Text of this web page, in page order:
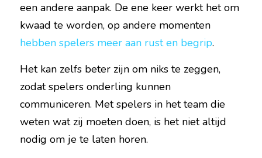
een andere aanpak. De ene keer werkt het om
hebben spelers meer aan rust en begrip.
Het kan zelfs beter zijn om niks te zeggen,
zodat spelers onderling kunnen
communiceren. Met spelers in het team die
weten wat zij moeten doen, is het niet altijd
nodig om je te laten horen.